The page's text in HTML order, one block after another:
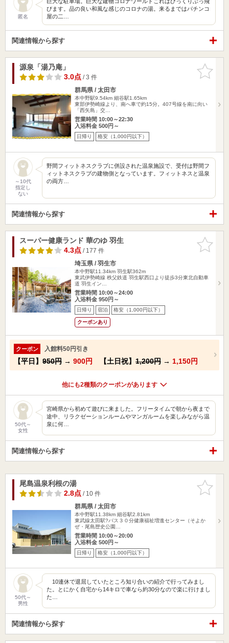
匿名
びます。品の良い和風な感じのコロナの湯。来るまではパチンコ
屋の二…
関連情報から探す
お気に入
りに追加
源泉「湯乃庵」
3.0点/ 3 件
群馬県 / 太田市
本中野駅9.54km 細谷駅1.65km
東部伊勢崎線より、南へ車で約15分。407号線を南に向い
「西矢島」交…
営業時間 10:00～22:30
入浴料金 500円～
日帰り 格安（1,000円以下）
～10代
指定し
ない
野間フィットネスクラブに併設された温泉施設で、受付は野間フ
ィットネスクラブの建物側となっています。フィットネスと温泉
の両方…
関連情報から探す
お気に入
りに追加
スーパー健康ランド 華のゆ 羽生
4.3点/ 177 件
埼玉県 / 羽生市
本中野駅11.34km 羽生駅362m
東武伊勢崎線 秩父鉄道 羽生駅西口より徒歩3分東北自動車
道 羽生イン…
営業時間 10:00～24:00
入浴料金 950円～
日帰り 宿泊 格安（1,000円以下）
クーポンあり
クーポン 入館料50円引き
【平日】 950円 → 900円 【土日祝】 1,200円 → 1,150円
他にも2種類のクーポンがあります
50代～
女性
宮崎県から初めて遊びに来ました。フリータイムで朝から夜まで
途中、リラクゼーションルームやマンガルームを楽しみながら温
泉に何…
関連情報から探す
お気に入
りに追加
尾島温泉利根の湯
2.8点/ 10 件
群馬県 / 太田市
本中野駅11.38km 細谷駅2.81km
東武線太田駅?バス３０分健康福祉増進センター（そよか
ぜ・尾島歴史公園…
営業時間 10:00～20:00
入浴料金 500円～
日帰り 格安（1,000円以下）
50代～
男性
10連休で退屈していたところ知り合いの紹介で行ってみまし
た。とにかく自宅から14キロで車なら約30分なので楽に行けまし
た…
関連情報から探す